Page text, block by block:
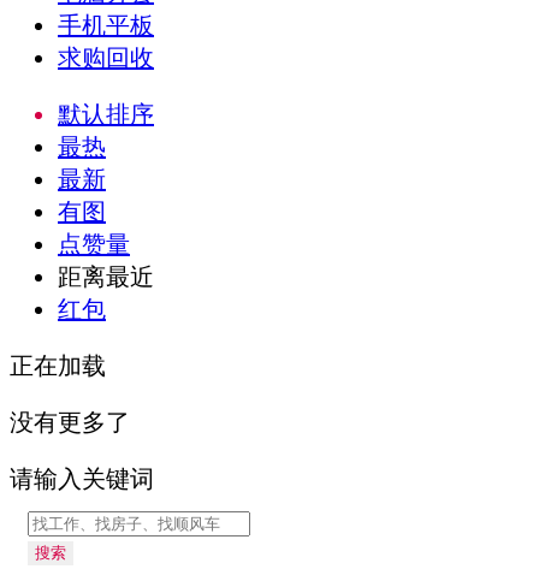
手机平板
求购回收
默认排序
最热
最新
有图
点赞量
距离最近
红包
正在加载
没有更多了
请输入关键词
搜索